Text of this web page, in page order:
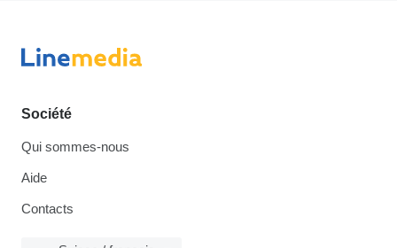
Société
Qui sommes-nous
Aide
Contacts